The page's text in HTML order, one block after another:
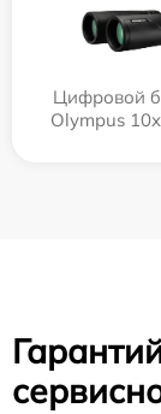
Цифровой
Olympus